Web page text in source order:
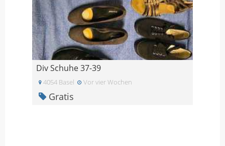
Div Schuhe 37-39
4054 Basel Vor vier Wochen
Gratis